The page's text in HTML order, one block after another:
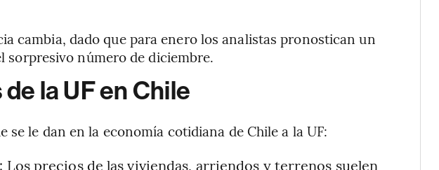
cambia, dado que para enero los analistas pronostican un
número de diciembre.
la UF en Chile
se le dan en la economía cotidiana de Chile a la UF:
precios de las viviendas, arriendos y terrenos suelen